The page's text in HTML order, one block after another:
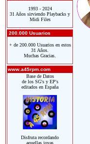
1993 - 2024
31 Años sirviendo Playbacks y
Midi Files
200.000 Usuarios
+ de 200.000 Usuarios en estos
31 Años.
Muchas Gracias.
www.a45rpm.com
Base de Datos
de los SG's y EP's
editados en España
Disfruta recordando
aquellas joyas